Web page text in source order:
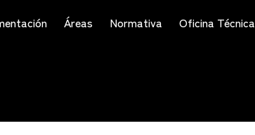
Áreas Normativa
Oficina Técnica